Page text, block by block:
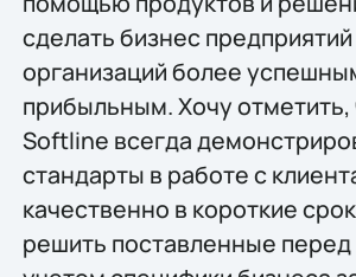
сделать бизнес предприятий
организаций более
прибыльным. Хочу отметить,
Softline всегда
стандарты в работе с
качественно в короткие
решить поставленные перед